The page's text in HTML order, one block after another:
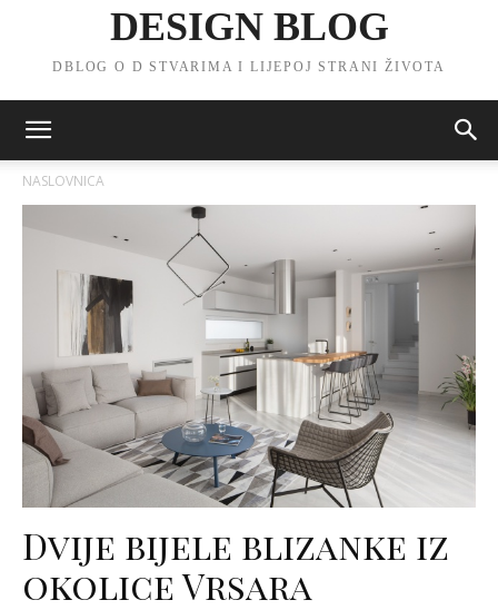
DESIGN BLOG
DBLOG O D STVARIMA I LIJEPOJ STRANI ŽIVOTA
NASLOVNICA
Dvije bijele blizanke iz
okolice Vrsara